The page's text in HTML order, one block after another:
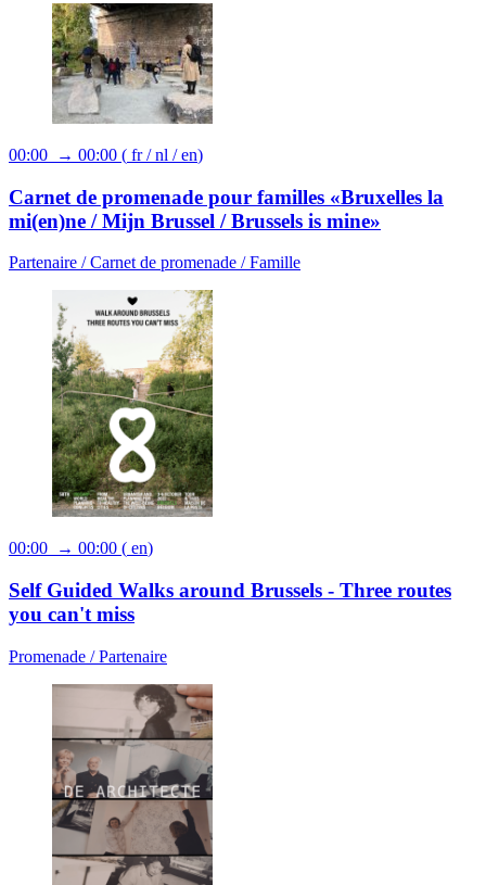
00:00 → 00:00 ( fr/nl /en)
Carnet de promenade pour familles «Bruxelles la
mi(en)ne / Mijn Brussel / Brussels is mine»
Partenaire /Carnet de promenade /Famille
00:00 → 00:00 ( en)
Self Guided Walks around Brussels - Three routes
you can't miss
Promenade /Partenaire